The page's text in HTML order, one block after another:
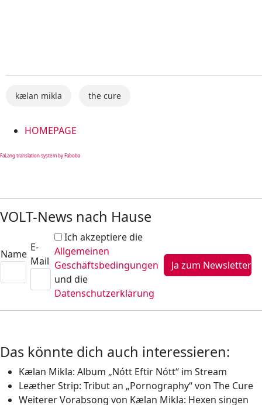
kælan mikla the cure
HOMEPAGE
FaLang translation system by Faboba
VOLT-News nach Hause
Name
E-
Mail
Ich akzeptiere die
Allgemeinen
Geschäftsbedingungen
und die
Datenschutzerklärung
Das könnte dich auch interessieren:
Kælan Mikla: Album „Nótt Eftir Nótt“ im Stream
Leæther Strip: Tribut an „Pornography“ von The Cure
Weiterer Vorabsong von Kælan Mikla: Hexen singen